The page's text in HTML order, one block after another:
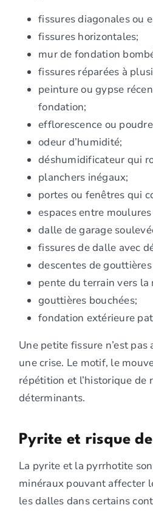
fissures diagonales ou
fissures horizontales;
mur de fondation
fissures réparées à
peinture ou gypse
fondation;
efflorescence ou
odeur d’humidité;
déshumidificateur qui
planchers inégaux;
portes ou fenêtres qui
espaces entre
dalle de garage
fissures de dalle avec
descentes de
pente du terrain vers la
gouttières bouchées;
fondation extérieure
Une petite fissure n’est
une crise. Le motif, le
répétition et l’historique de
déterminants.
Pyrite et risque
La pyrite et la pyrrhotite
minéraux pouvant affecter
les dalles dans certains